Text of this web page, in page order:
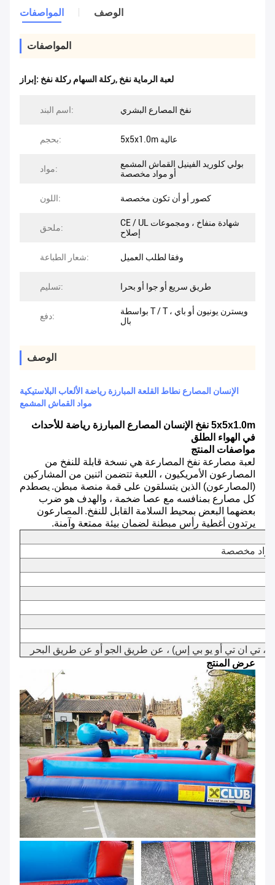
المواصفات الوصف
المواصفات
إبراز: ركلة السهام ركلة نفخ, لعبة الرماية نفخ
اسم البند: نفخ المصارع البشري
بحجم: 5x5x1.0m عالية
مواد:
بولي كلوريد الفينيل القماش المشمع
أو مواد مخصصة
اللون: كصور أو أن تكون مخصصة
ملحق:
CE / UL شهادة منفاخ ، ومجموعات
إصلاح
شعار الطباعة: وفقا لطلب العميل
تسليم: طريق سريع أو جوا أو بحرا
دفع:
بواسطة T / T ، ويسترن يونيون أو باي
بال
الوصف
الإنسان المصارع نطاط القلعة المبارزة رياضة الألعاب البلاستيكية
مواد القماش المشمع
5x5x1.0m نفخ الإنسان المصارع المبارزة رياضة للأحداث
في الهواء الطلق
مواصفات المنتج
لعبة مصارعة نفخ المصارعة هي نسخة قابلة للنفخ من
المصارعون الأمريكيون ، اللعبة تتضمن اثنين من المشاركين
(المصارعون) الذين يتسلقون على قمة منصة مبطن. يصطدم
كل مصارع بمنافسه مع عصا ضخمة ، والهدف هو ضرب
بعضهما البعض بمحيط السلامة القابل للنفخ. المصارعون
يرتدون أغطية رأس مبطنة لضمان بيئة ممتعة وآمنة.
مواد مخصصة
تي ان تي أو يو بي إس) ، عن طريق الجو أو عن طريق البحر
عرض المنتج